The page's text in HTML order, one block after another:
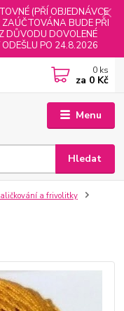
(PŘÍ OBJEDNÁVCE
BUDE PŘI
DŮVODU DOVOLENÉ
ODEŠLU PO 24.8.2026
Menu
Hledat
0 ks
za 0 Kč
a frivolitky